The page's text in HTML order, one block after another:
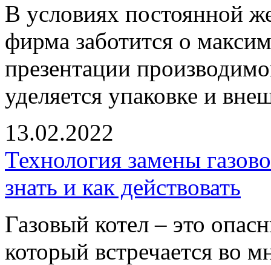
В условиях постоянной
фирма заботится о
презентации
уделяется упаковке и
13.02.2022
Технология замены
знать и как действовать
Газовый котел – это
который встречается во